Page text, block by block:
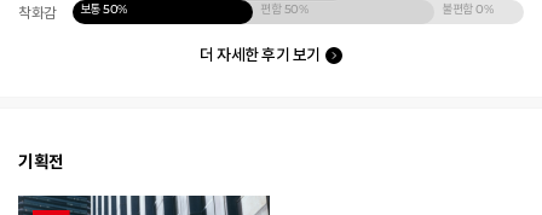
착화감 보통50% 편함 50% 불편함0%
더 자세한 후기 보기
기획전